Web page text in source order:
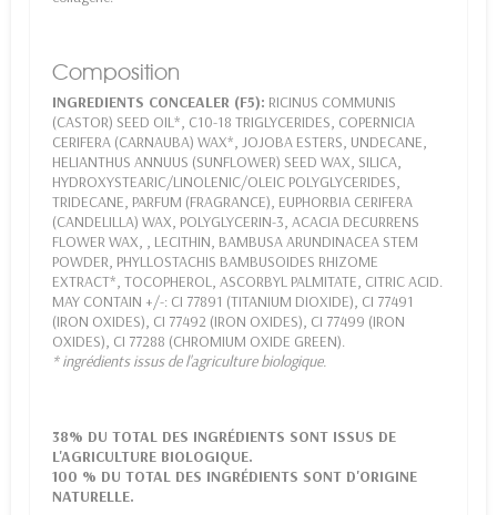
Composition
INGREDIENTS CONCEALER (F5): RICINUS COMMUNIS
(CASTOR) SEED OIL*, C10-18 TRIGLYCERIDES, COPERNICIA
CERIFERA (CARNAUBA) WAX*, JOJOBA ESTERS, UNDECANE,
HELIANTHUS ANNUUS (SUNFLOWER) SEED WAX, SILICA,
HYDROXYSTEARIC/LINOLENIC/OLEIC POLYGLYCERIDES,
TRIDECANE, PARFUM (FRAGRANCE), EUPHORBIA CERIFERA
(CANDELILLA) WAX, POLYGLYCERIN-3, ACACIA DECURRENS
FLOWER WAX, , LECITHIN, BAMBUSA ARUNDINACEA STEM
POWDER, PHYLLOSTACHIS BAMBUSOIDES RHIZOME
EXTRACT*, TOCOPHEROL, ASCORBYL PALMITATE, CITRIC ACID.
MAY CONTAIN +/-: CI 77891 (TITANIUM DIOXIDE), CI 77491
(IRON OXIDES), CI 77492 (IRON OXIDES), CI 77499 (IRON
OXIDES), CI 77288 (CHROMIUM OXIDE GREEN).
* ingrédients issus de l'agriculture biologique.
38% DU TOTAL DES INGRÉDIENTS SONT ISSUS DE
L'AGRICULTURE BIOLOGIQUE.
100 % DU TOTAL DES INGRÉDIENTS SONT D'ORIGINE
NATURELLE.